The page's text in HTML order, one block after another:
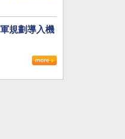
規劃導入機